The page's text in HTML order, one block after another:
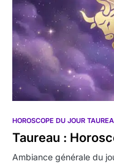
HOROSCOPE DU JOUR
Taureau :
Ambiance générale du